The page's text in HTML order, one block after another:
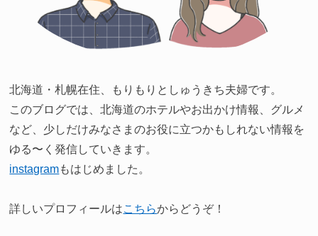
北海道・札幌在住、もりもりとしゅうきち夫婦です。
このブログでは、北海道のホテルやお出かけ情報、グルメ
など、少しだけみなさまのお役に立つかもしれない情報を
ゆる〜く発信していきます。
instagramもはじめました。
詳しいプロフィールはこちらからどうぞ！